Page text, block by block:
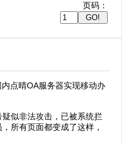
页码：
点晴OA服务器实现移动办
似非法攻击，已被系统拦
所有页面都变成了这样，